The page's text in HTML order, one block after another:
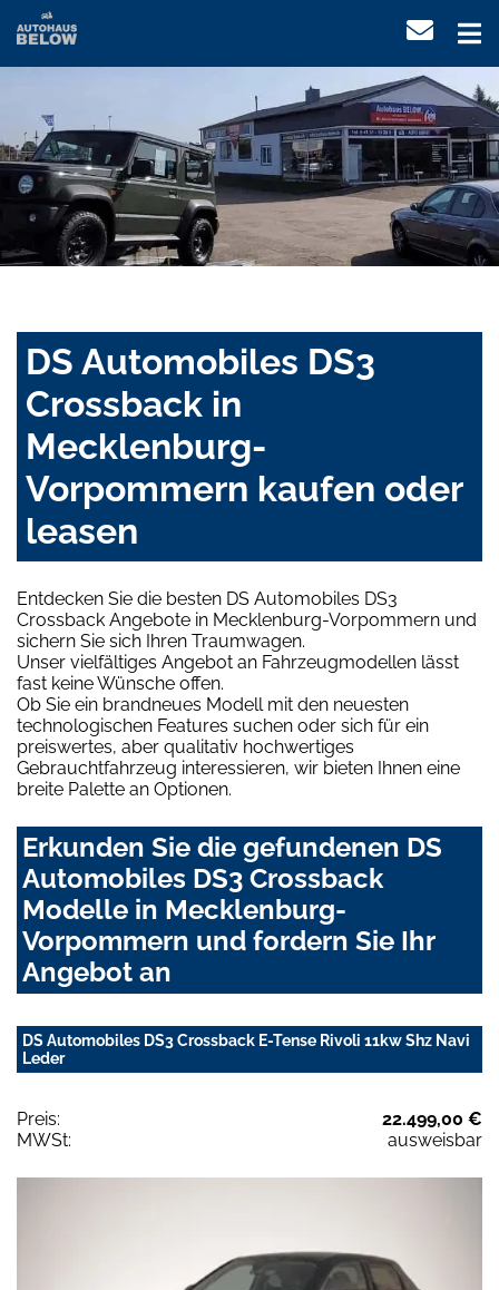
DS Automobiles DS3
Crossback in
Mecklenburg-
Vorpommern kaufen oder
leasen
Entdecken Sie die besten DS Automobiles DS3
Crossback Angebote in Mecklenburg-Vorpommern und
sichern Sie sich Ihren Traumwagen.
Unser vielfältiges Angebot an Fahrzeugmodellen lässt
fast keine Wünsche offen.
Ob Sie ein brandneues Modell mit den neuesten
technologischen Features suchen oder sich für ein
preiswertes, aber qualitativ hochwertiges
Gebrauchtfahrzeug interessieren, wir bieten Ihnen eine
breite Palette an Optionen.
Erkunden Sie die gefundenen DS
Automobiles DS3 Crossback
Modelle in Mecklenburg-
Vorpommern und fordern Sie Ihr
Angebot an
DS Automobiles DS3 Crossback E-Tense Rivoli 11kw Shz Navi
Leder
Preis:
22.499,00 €
MWSt:
ausweisbar